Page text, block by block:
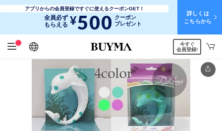
アプリからの会員登録ですぐに使えるクーポンGET！
全員必ず
もらえる ¥500 クーポン
プレゼント
詳しくは
こちらから
日本語
English
简体中文
繁體中文
今すぐ
会員登録!